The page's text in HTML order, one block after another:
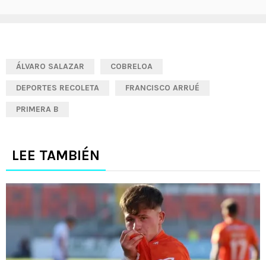
ÁLVARO SALAZAR COBRELOA
DEPORTES RECOLETA FRANCISCO ARRUÉ
PRIMERA B
LEE TAMBIÉN